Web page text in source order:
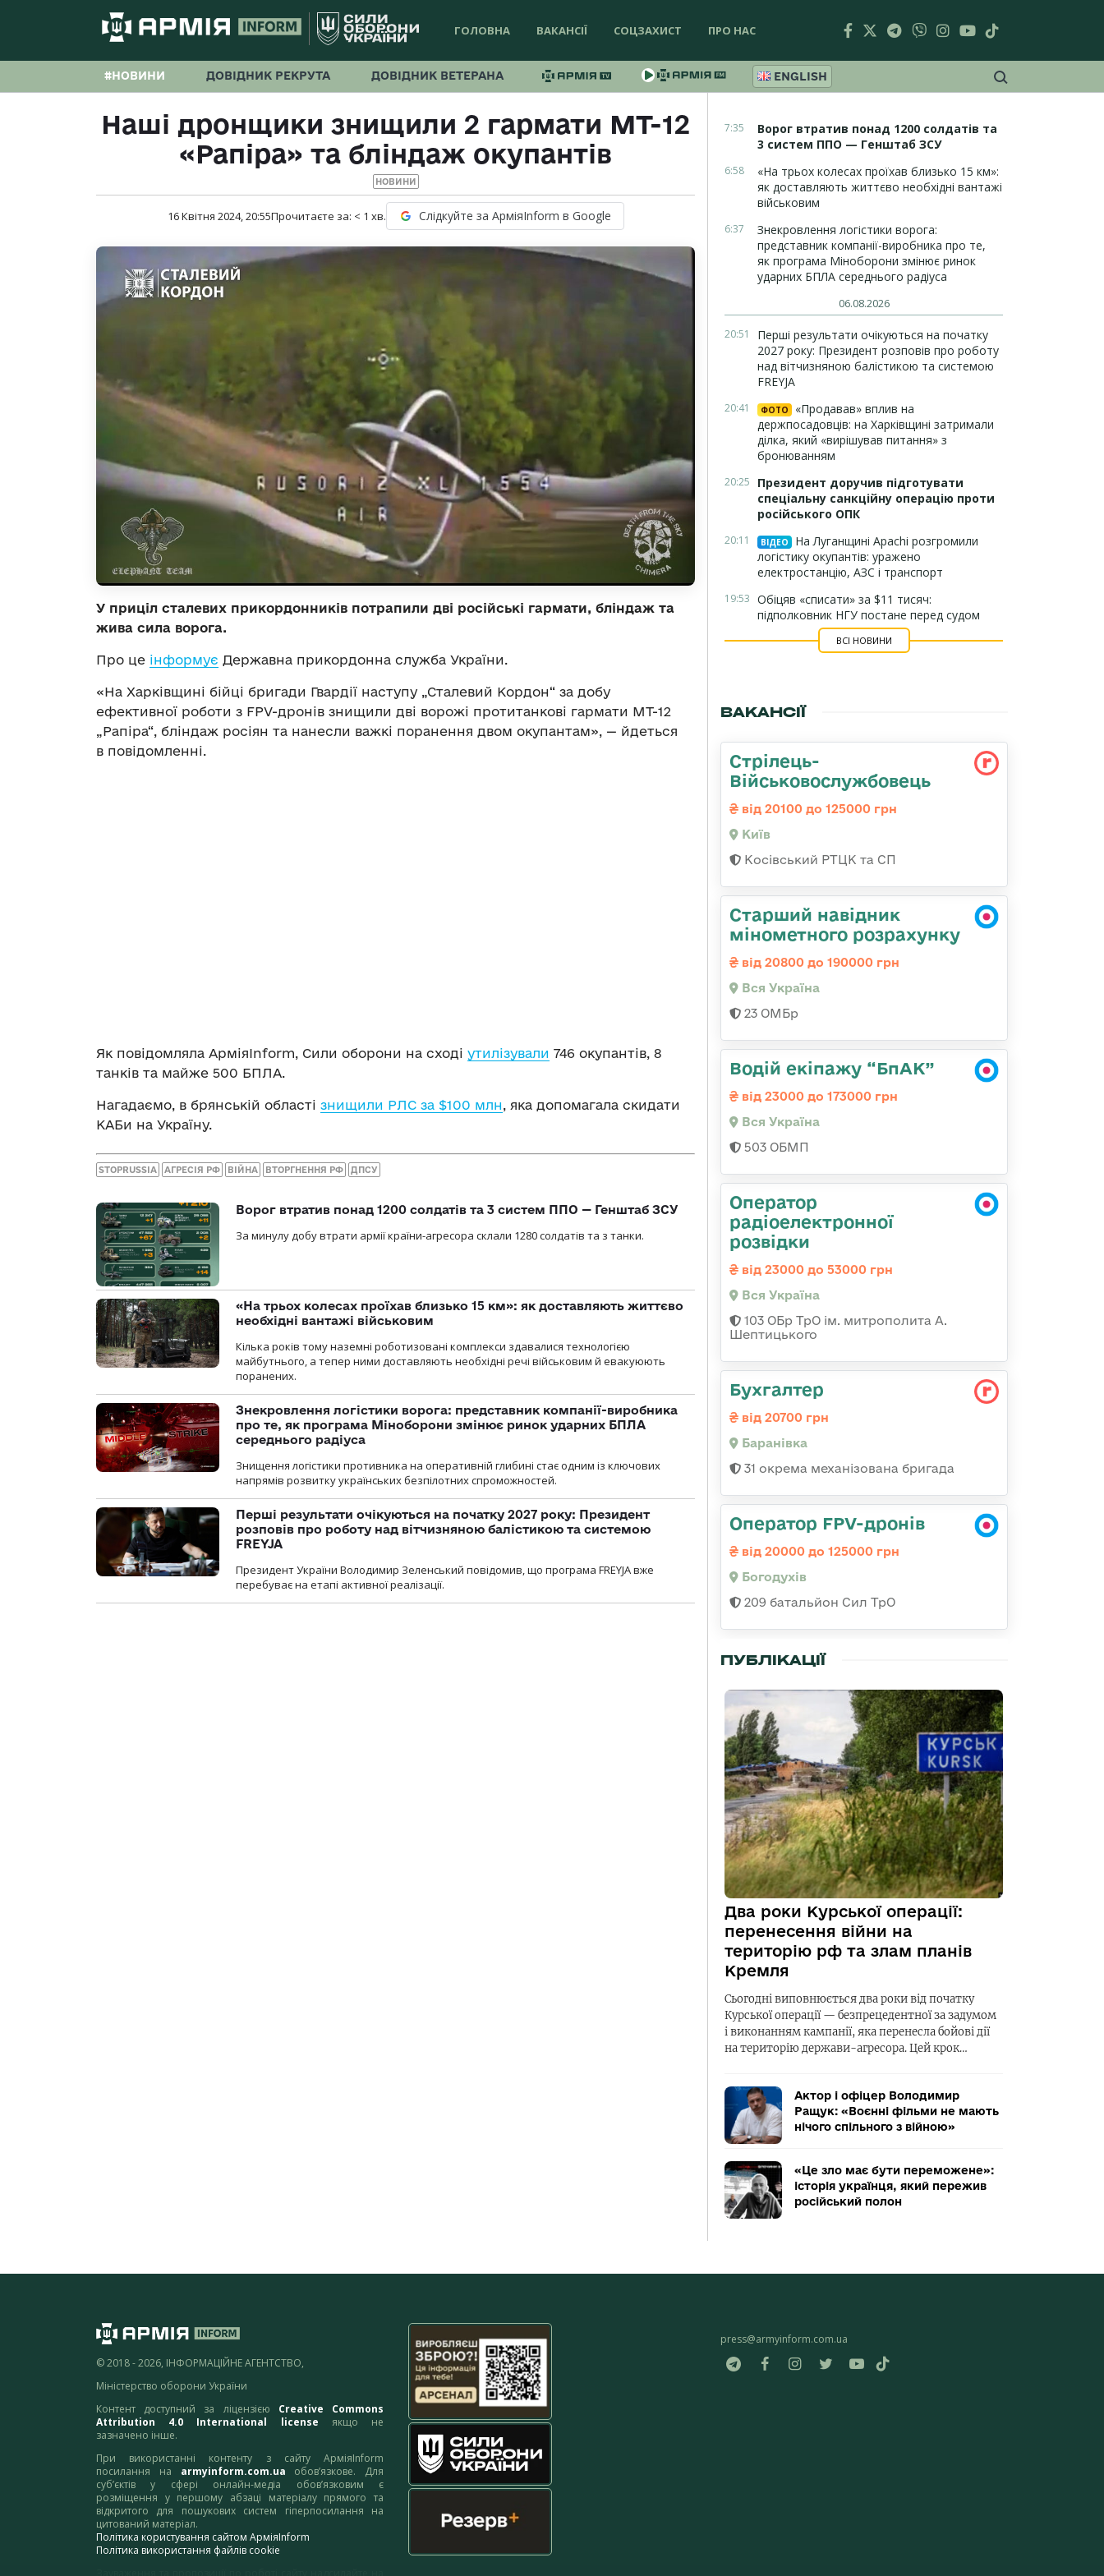
ГОЛОВНА ВАКАНСІЇ СОЦЗАХИСТ ПРО НАС
#НОВИНИ ДОВІДНИК РЕКРУТА ДОВІДНИК ВЕТЕРАНА ENGLISH
Наші дронщики знищили 2 гармати МТ-12
«Рапіра» та бліндаж окупантів
НОВИНИ
16 Квітня 2024, 20:55Прочитаєте за: < 1 хв. Слідкуйте за АрміяInform в Google
У приціл сталевих прикордонників потрапили дві російські гармати, бліндаж та
жива сила ворога.
Про це інформує Державна прикордонна служба України.
«На Харківщині бійці бригади Гвардії наступу „Сталевий Кордон“ за добу
ефективної роботи з FPV-дронів знищили дві ворожі протитанкові гармати МТ-12
„Рапіра“, бліндаж росіян та нанесли важкі поранення двом окупантам», — йдеться
в повідомленні.
Як повідомляла АрміяInform, Сили оборони на сході утилізували 746 окупантів, 8
танків та майже 500 БПЛА.
Нагадаємо, в брянській області знищили РЛС за $100 млн
, яка допомагала скидати
КАБи на Україну.
STOPRUSSIA АГРЕСІЯ РФ ВІЙНА ВТОРГНЕННЯ РФ ДПСУ
Ворог втратив понад 1200 солдатів та 3 систем ППО — Генштаб ЗСУ
За минулу добу втрати армії країни-агресора склали 1280 солдатів та з танки.
«На трьох колесах проїхав близько 15 км»: як доставляють життєво
необхідні вантажі військовим
Кілька років тому наземні роботизовані комплекси здавалися технологією
майбутнього, а тепер ними доставляють необхідні речі військовим й евакуюють
поранених.
Знекровлення логістики ворога: представник компанії-виробника
про те, як програма Міноборони змінює ринок ударних БПЛА
середнього радіуса
Знищення логістики противника на оперативній глибині стає одним із ключових
напрямів розвитку українських безпілотних спроможностей.
Перші результати очікуються на початку 2027 року: Президент
розповів про роботу над вітчизняною балістикою та системою
FREYJA
Президент України Володимир Зеленський повідомив, що програма FREYJA вже
перебуває на етапі активної реалізації.
7:35
Ворог втратив понад 1200 солдатів та
3 систем ППО — Генштаб ЗСУ
6:58
«На трьох колесах проїхав близько 15 км»:
як доставляють життєво необхідні вантажі
військовим
6:37
Знекровлення логістики ворога:
представник компанії-виробника про те,
як програма Міноборони змінює ринок
ударних БПЛА середнього радіуса
06.08.2026
20:51
Перші результати очікуються на початку
2027 року: Президент розповів про роботу
над вітчизняною балістикою та системою
FREYJA
20:41 ФОТО
«Продавав» вплив на
держпосадовців: на Харківщині затримали
ділка, який «вирішував питання» з
бронюванням
20:25
Президент доручив підготувати
спеціальну санкційну операцію проти
російського ОПК
20:11 ВІДЕО
На Луганщині Apachi розгромили
логістику окупантів: уражено
електростанцію, АЗС і транспорт
19:53 Обіцяв «списати» за $11 тисяч:
підполковник НГУ постане перед судом
ВСІ НОВИНИ
ВАКАНСІЇ
Стрілець-
Військовослужбовець
від 20100 до 125000 грн
Київ
Косівський РТЦК та СП
Старший навідник
мінометного розрахунку
від 20800 до 190000 грн
Вся Україна
23 ОМБр
Водій екіпажу “БпАК”
від 23000 до 173000 грн
Вся Україна
503 ОБМП
Оператор
радіоелектронної
розвідки
від 23000 до 53000 грн
Вся Україна
103 ОБр ТрО ім. митрополита А.
Шептицького
Бухгалтер
від 20700 грн
Баранівка
31 окрема механізована бригада
Оператор FPV-дронів
від 20000 до 125000 грн
Богодухів
209 батальйон Сил ТрО
ПУБЛІКАЦІЇ
Два роки Курської операції:
перенесення війни на
територію рф та злам планів
Кремля
Сьогодні виповнюється два роки від початку
Курської операції — безпрецедентної за задумом
і виконанням кампанії, яка перенесла бойові дії
на територію держави-агресора. Цей крок…
Актор і офіцер Володимир
Ращук: «Воєнні фільми не мають
нічого спільного з війною»
«Це зло має бути переможене»:
історія українця, який пережив
російський полон
© 2018 - 2026, ІНФОРМАЦІЙНЕ АГЕНТСТВО,
Міністерство оборони України
Контент доступний за ліцензією Creative Commons
Attribution 4.0 International license якщо не
зазначено інше.
При використанні контенту з сайту АрміяInform
посилання на armyinform.com.ua обов’язкове. Для
суб’єктів у сфері онлайн-медіа обов’язковим є
розміщення у першому абзаці матеріалу прямого та
відкритого для пошукових систем гіперпосилання на
цитований матеріал.
Політика користування сайтом АрміяInform
Політика використання файлів cookie
press@armyinform.com.ua